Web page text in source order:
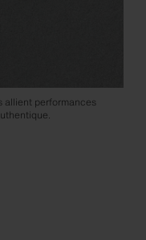
allient performances